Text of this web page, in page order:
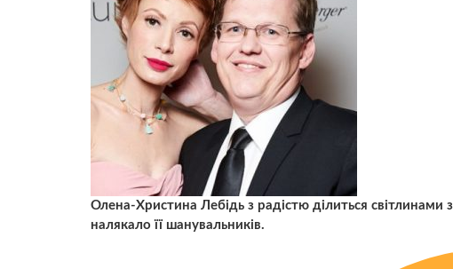
Олена-Христина Лебідь з радістю ділиться
налякало її шанувальників.